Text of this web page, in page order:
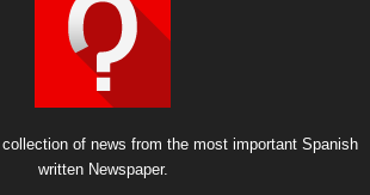
of news from the most important Spanish
written Newspaper.